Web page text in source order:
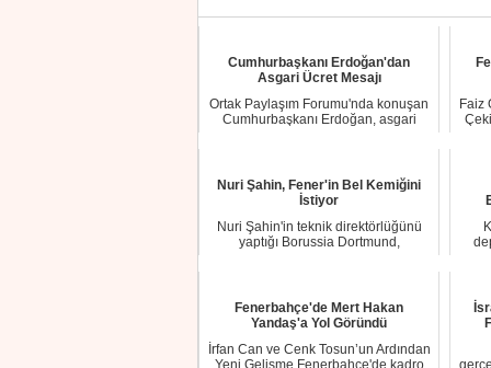
Cumhurbaşkanı Erdoğan'dan
Asgari Ücret Mesajı
Ortak Paylaşım Forumu'nda konuşan
Cumhurbaşkanı Erdoğan, asgari
Faiz
Nuri Şahin, Fener'in Bel Kemiğini
İstiyor
Nuri Şahin'in teknik direktörlüğünü
yaptığı Borussia Dortmund,
Fenerbahçe'de Mert Hakan
Yandaş'a Yol Göründü
İrfan Can ve Cenk Tosun’un Ardından
Yeni Gelişme Fenerbahçe'de kadro